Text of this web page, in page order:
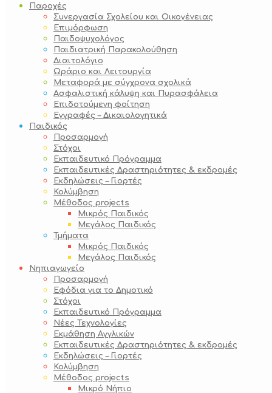
Παροχές
Συνεργασία Σχολείου και Οικογένειας
Επιμόρφωση
Παιδοψυχολόγος
Παιδιατρική Παρακολούθηση
Διαιτολόγιο
Ωράριο και Λειτουργία
Μεταφορά με σύγχρονα σχολικά
Ασφαλιστική κάλυψη και Πυρασφάλεια
Επιδοτούμενη φοίτηση
Εγγραφές – Δικαιολογητικά
Παιδικός
Προσαρμογή
Στόχοι
Εκπαιδευτικό Πρόγραμμα
Εκπαιδευτικές Δραστηριότητες & εκδρομές
Εκδηλώσεις – Γιορτές
Κολύμβηση
Μέθοδος projects
Μικρός Παιδικός
Μεγάλος Παιδικός
Τμήματα
Μικρός Παιδικός
Μεγάλος Παιδικός
Νηπιαγωγείο
Προσαρμογή
Εφόδια για το Δημοτικό
Στόχοι
Εκπαιδευτικό Πρόγραμμα
Νέες Τεχνολογίες
Εκμάθηση Αγγλικών
Εκπαιδευτικές Δραστηριότητες & εκδρομές
Εκδηλώσεις – Γιορτές
Κολύμβηση
Μέθοδος projects
Μικρό Νήπιο